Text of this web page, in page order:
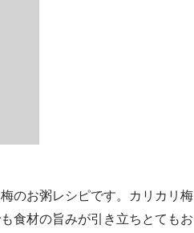
のお粥レシピです。カリカリ梅
食材の旨みが引き立ちとてもお